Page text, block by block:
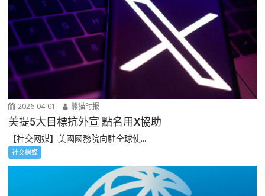
2026-04-01 熊猫时报
美提5大目標抗外宣 點名用X協助
【社交网媒】美國國務院向駐全球使...
社交網媒